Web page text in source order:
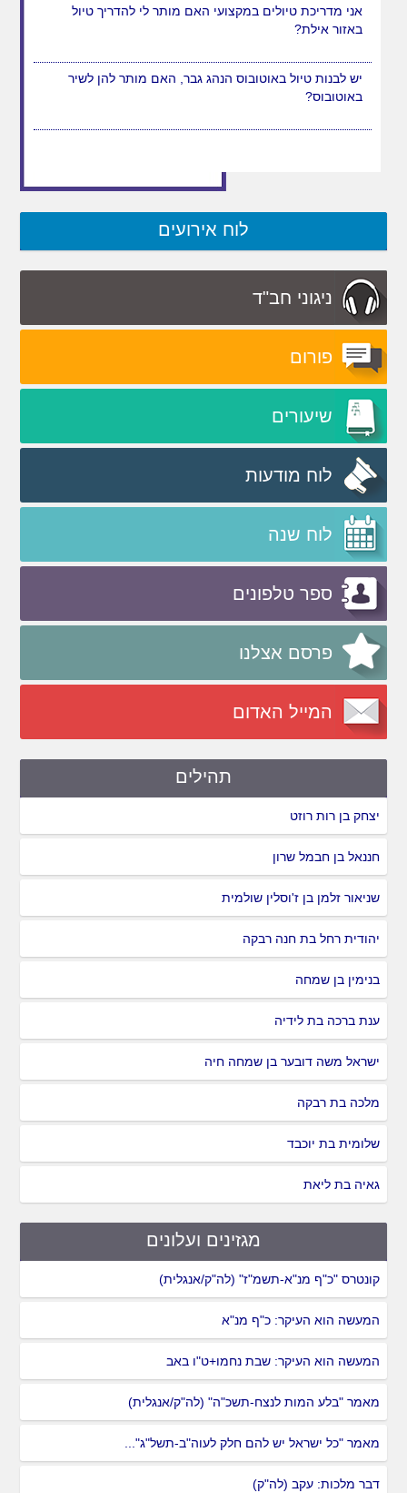
אני מדריכת טיולים במקצועי האם מותר לי להדריך טיול
באזור אילת?
יש לבנות טיול באוטובוס הנהג גבר, האם מותר להן לשיר
באוטובוס?
לוח אירועים
ניגוני חב"ד
פורום
שיעורים
לוח מודעות
לוח שנה
ספר טלפונים
פרסם אצלנו
המייל האדום
תהילים
יצחק בן רות רוזט
חננאל בן חבמל שרון
שניאור זלמן בן ז'וסלין שולמית
יהודית רחל בת חנה רבקה
בנימין בן שמחה
ענת ברכה בת לידיה
ישראל משה דובער בן שמחה חיה
מלכה בת רבקה
שלומית בת יוכבד
גאיה בת ליאת
מגזינים ועלונים
קונטרס "כ"ף מנ"א-תשמ"ז" (לה"ק/אנגלית)
המעשה הוא העיקר: כ"ף מנ"א
המעשה הוא העיקר: שבת נחמו+ט"ו באב
מאמר "בלע המות לנצח-תשכ"ה" (לה"ק/אנגלית)
מאמר "כל ישראל יש להם חלק לעוה"ב-תשל"ג"...
דבר מלכות: עקב (לה"ק)